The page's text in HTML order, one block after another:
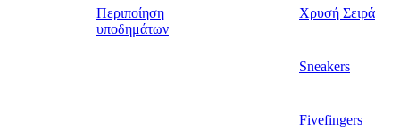
Περιποίηση
υποδημάτων
Χρυσή Σειρά
Sneakers
Fivefingers